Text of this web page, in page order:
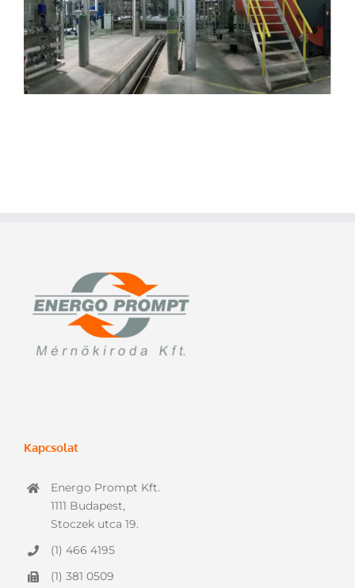
Kapcsolat
Energo Prompt Kft.
1111 Budapest,
Stoczek utca 19.
(1) 466 4195
(1) 381 0509